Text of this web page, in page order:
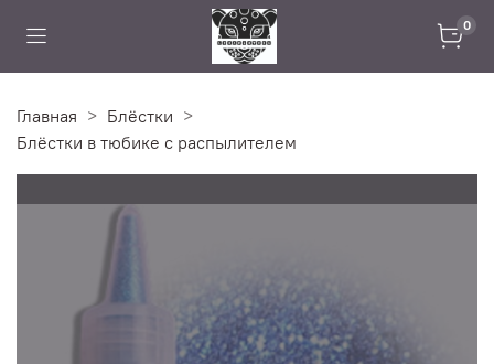
0
Главная
Блёстки
Блёстки в тюбике с распылителем